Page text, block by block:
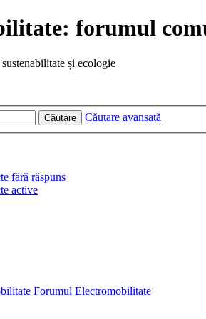
forumul
și ecologie
Căutare Căutare avansată
fără răspuns
active
Forumul Electromobilitate